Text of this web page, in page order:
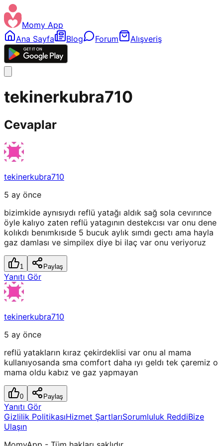
Momy App
Ana Sayfa
Blog Forum Alışveriş
tekinerkubra710
Cevaplar
tekinerkubra710
5 ay önce
bizimkide aynısıydı reflü yatağı aldık sağ sola cevırınce
öyle kalıyo zaten reflü yatagının destekcısı var onu dene
kolıkdı benımkısıde 5 bucuk aylık sımdı gectı ama hayla
gaz damlası ve simpilex diye bi ilaç var onu veriyoruz
1 Paylaş
Yanıtı Gör
tekinerkubra710
5 ay önce
reflü yatakların kıraz çekirdeklisi var onu al mama
kullanıyosanda sma comfort daha ıyı geldı tek çaremiz o
mama oldu kabız ve gaz yapmayan
0 Paylaş
Yanıtı Gör
Gizlilik PolitikasıHizmet ŞartlarıSorumluluk ReddiBize
Ulaşın